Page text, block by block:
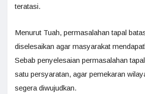
teratasi.
Menurut Tuah, permasalahan tapal
diselesaikan agar masyarakat
Sebab penyelesaian permasalahan
satu persyaratan, agar pemekaran
segera diwujudkan.